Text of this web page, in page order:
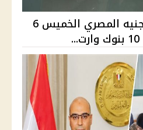
سعر الدولار مقابل الجنيه المصري الخميس 6